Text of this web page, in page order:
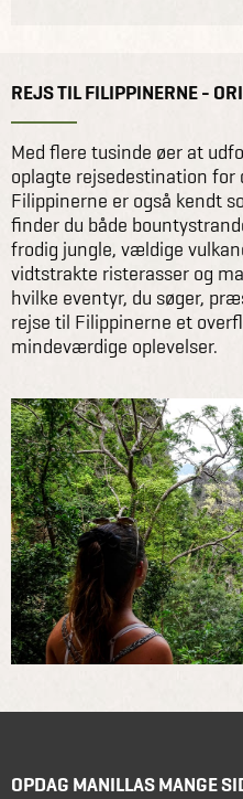
REJS TIL FILIPPINERNE -
Med flere tusinde øer at
oplagte rejsedestination for
Filippinerne er også kendt
finder du både
frodig jungle, vældige
vidtstrakte risterasser og
hvilke eventyr, du søger,
rejse til Filippinerne et
mindeværdige oplevelser.
OPDAG MANILLAS MANGE